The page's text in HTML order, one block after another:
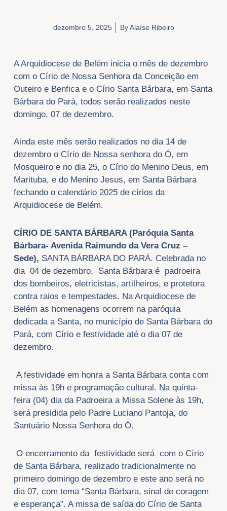
dezembro 5, 2025 ByAlaíse Ribeiro
A Arquidiocese de Belém inicia o mês de dezembro
com o Círio de Nossa Senhora da Conceição em
Outeiro e Benfica e o Círio Santa Bárbara, em Santa
Bárbara do Pará, todos serão realizados neste
domingo, 07 de dezembro.
Ainda este mês serão realizados no dia 14 de
dezembro o Círio de Nossa senhora do Ó, em
Mosqueiro e no dia 25, o Círio do Menino Deus, em
Marituba, e do Menino Jesus, em Santa Bárbara
fechando o calendário 2025 de círios da
Arquidiocese de Belém.
CÍRIO DE SANTA BÁRBARA(Paróquia Santa
Bárbara- Avenida Raimundo da Vera Cruz –
Sede), SANTA BÁRBARA DO PARÁ. Celebrada no
dia 04 de dezembro, Santa Bárbara é padroeira
dos bombeiros, eletricistas, artilheiros, e protetora
contra raios e tempestades. Na Arquidiocese de
Belém as homenagens ocorrem na paróquia
dedicada a Santa, no município de Santa Bárbara do
Pará, com Círio e festividade até o dia 07 de
dezembro.
A festividade em honra a Santa Bárbara conta com
missa às 19h e programação cultural. Na quinta-
feira (04) dia da Padroeira a Missa Solene às 19h,
será presidida pelo Padre Luciano Pantoja, do
Santuário Nossa Senhora do Ó.
O encerramento da festividade será com o Círio
de Santa Bárbara, realizado tradicionalmente no
primeiro domingo de dezembro e este ano será no
dia 07, com tema “Santa Bárbara, sinal de coragem
e esperança”. A missa de saída do Círio de Santa